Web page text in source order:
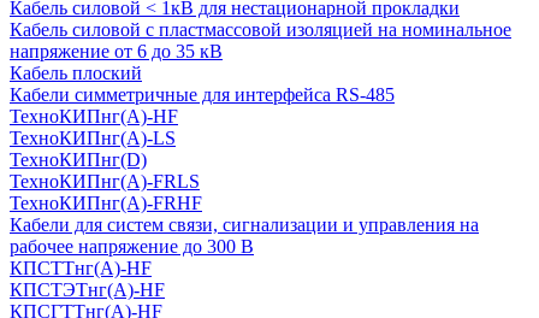
Кабель силовой < 1кВ для нестационарной прокладки
Кабель силовой с пластмассовой изоляцией на номинальное
напряжение от 6 до 35 кВ
Кабель плоский
Кабели симметричные для интерфейса RS-485
ТеxноКИПнг(A)-HF
ТеxноКИПнг(A)-LS
ТеxноКИПнг(D)
ТехноКИПнг(A)-FRLS
ТехноКИПнг(A)-FRHF
Кабели для систем связи, сигнализации и управления на
рабочее напряжение до 300 В
КПСТТнг(A)-HF
КПСТЭТнг(A)-HF
КПСГТТнг(A)-HF